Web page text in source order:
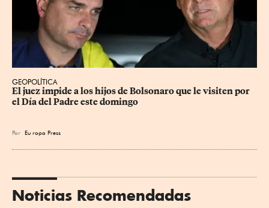
GEOPOLÍTICA
El juez impide a los hijos de Bolsonaro que le visiten por
el Día del Padre este domingo
Por Eu ropa Press
Noticias Recomendadas